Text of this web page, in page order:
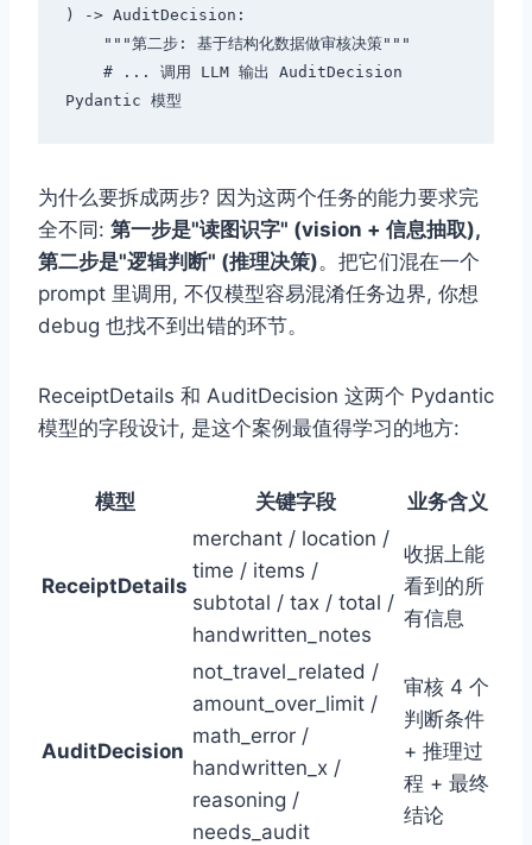
) -> AuditDecision:
为什么要拆成两步? 因为这两个任务的能力要求完
全不同: 第一步是"读图识字" (vision + 信息抽取),
第二步是"逻辑判断" (推理决策)。把它们混在一个
prompt 里调用, 不仅模型容易混淆任务边界, 你想
debug 也找不到出错的环节。
ReceiptDetails 和 AuditDecision 这两个 Pydantic
模型的字段设计, 是这个案例最值得学习的地方:
模型 关键字段 业务含义
ReceiptDetails
merchant / location /
time / items /
subtotal / tax / total /
handwritten_notes
收据上能
看到的所
有信息
AuditDecision
not_travel_related /
amount_over_limit /
math_error /
handwritten_x /
reasoning /
needs_audit
审核 4 个
判断条件
+ 推理过
程 + 最终
结论